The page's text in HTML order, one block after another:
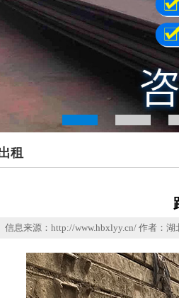
租
信息来源：http://www.hbxlyy.cn/ 作者：